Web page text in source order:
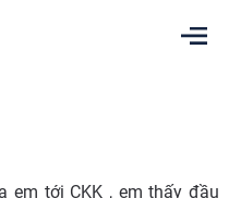
em tới CKK , em thấy đầu